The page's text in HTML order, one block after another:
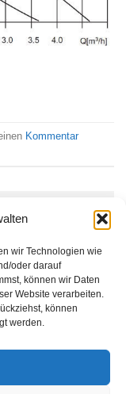
wir Technologien wie
oder darauf
können wir Daten
Website verarbeiten.
können
werden.
Kommentar
Kommentar